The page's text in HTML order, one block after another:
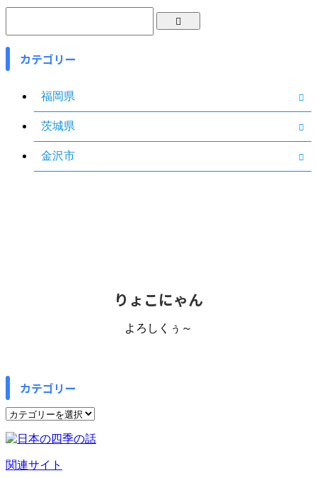
カテゴリー
福岡県
茨城県
金沢市
りょこにゃん
よろしくぅ～
カテゴリー
カ
ゴ
リ
ー
関連サイト